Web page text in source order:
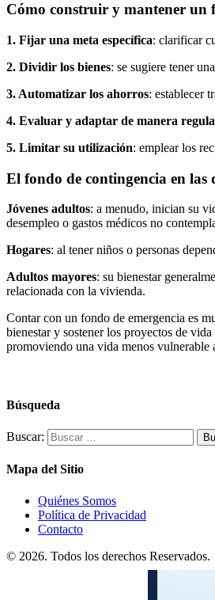
Cómo construir y mantener un
1. Fijar una meta específica: clarificar
2. Dividir los bienes: se sugiere tener
3. Automatizar los ahorros: establecer
4. Evaluar y adaptar de manera
5. Limitar su utilización: emplear los
El fondo de contingencia en las
Jóvenes adultos: a menudo, inician su
desempleo o gastos médicos no
Hogares: al tener niños o personas
Adultos mayores: su bienestar
relacionada con la vivienda.
Contar con un fondo de emergencia es
bienestar y sostener los proyectos de
promoviendo una vida menos vulnerable
Búsqueda
Buscar:
Mapa del Sitio
Quiénes Somos
Política de Privacidad
Contacto
© 2026. Todos los derechos Reservados.